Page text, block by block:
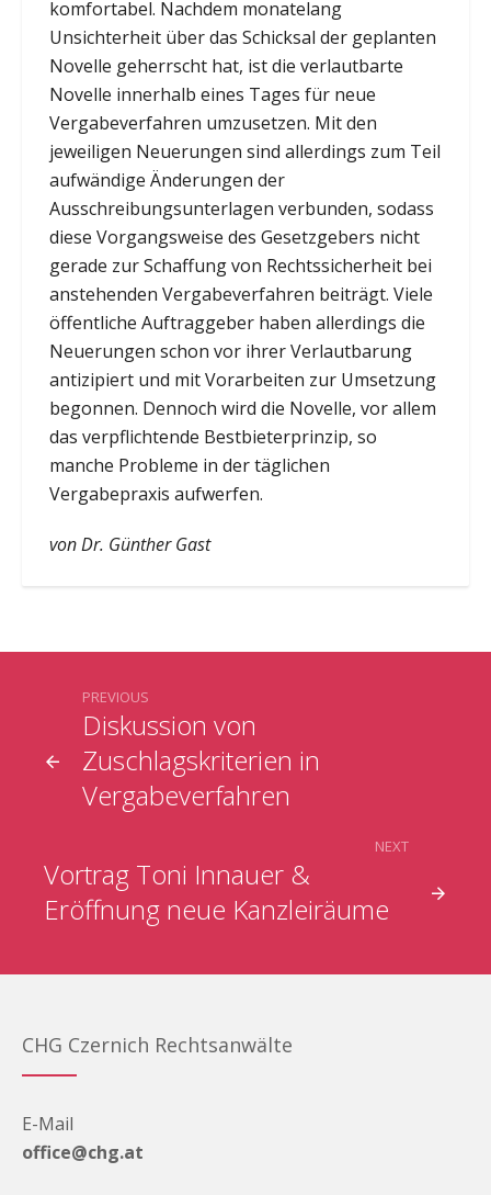
komfortabel. Nachdem monatelang
Unsichterheit über das Schicksal der geplanten
Novelle geherrscht hat, ist die verlautbarte
Novelle innerhalb eines Tages für neue
Vergabeverfahren umzusetzen. Mit den
jeweiligen Neuerungen sind allerdings zum Teil
aufwändige Änderungen der
Ausschreibungsunterlagen verbunden, sodass
diese Vorgangsweise des Gesetzgebers nicht
gerade zur Schaffung von Rechtssicherheit bei
anstehenden Vergabeverfahren beiträgt. Viele
öffentliche Auftraggeber haben allerdings die
Neuerungen schon vor ihrer Verlautbarung
antizipiert und mit Vorarbeiten zur Umsetzung
begonnen. Dennoch wird die Novelle, vor allem
das verpflichtende Bestbieterprinzip, so
manche Probleme in der täglichen
Vergabepraxis aufwerfen.
von Dr. Günther Gast
Diskussion von
Zuschlagskriterien in
Vergabeverfahren
PREVIOUS
Vortrag Toni Innauer &
Eröffnung neue Kanzleiräume
NEXT
CHG Czernich Rechtsanwälte
E-Mail
office@chg.at